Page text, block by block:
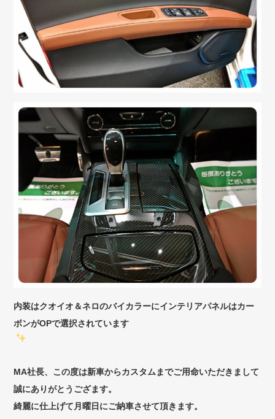
内装はクオイオ＆ネロのバイカラーにインテリアパネルはカー
ボンがOPで選択されています
MA社長、この度は新車からカスタムまでご用命いただきまして
誠にありがとうござます。
綺麗に仕上げて月曜日にご納車させて頂きます。